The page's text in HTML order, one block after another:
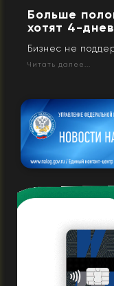
Больше
хотят 4-
Бизнес не
Читать далее...